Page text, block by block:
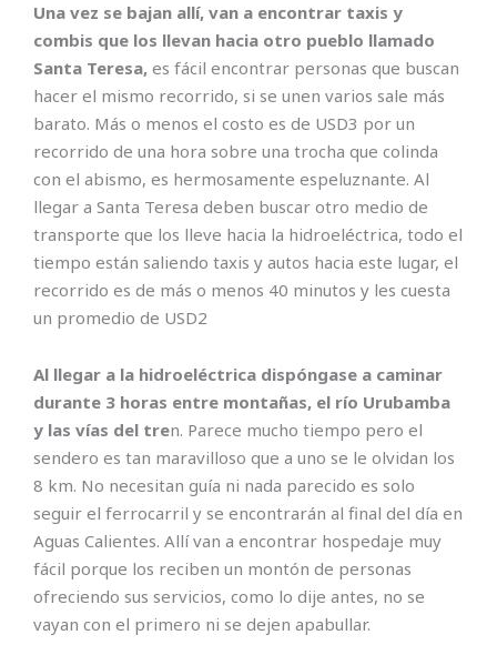
Una vez se bajan allí, van a encontrar taxis y
combis que los llevan hacia otro pueblo llamado
Santa Teresa, es fácil encontrar personas que buscan
hacer el mismo recorrido, si se unen varios sale más
barato. Más o menos el costo es de USD3 por un
recorrido de una hora sobre una trocha que colinda
con el abismo, es hermosamente espeluznante. Al
llegar a Santa Teresa deben buscar otro medio de
transporte que los lleve hacia la hidroeléctrica, todo el
tiempo están saliendo taxis y autos hacia este lugar, el
recorrido es de más o menos 40 minutos y les cuesta
un promedio de USD2
Al llegar a la hidroeléctrica dispóngase a caminar
durante 3 horas entre montañas, el río Urubamba
y las vías del tren. Parece mucho tiempo pero el
sendero es tan maravilloso que a uno se le olvidan los
8 km. No necesitan guía ni nada parecido es solo
seguir el ferrocarril y se encontrarán al final del día en
Aguas Calientes. Allí van a encontrar hospedaje muy
fácil porque los reciben un montón de personas
ofreciendo sus servicios, como lo dije antes, no se
vayan con el primero ni se dejen apabullar.